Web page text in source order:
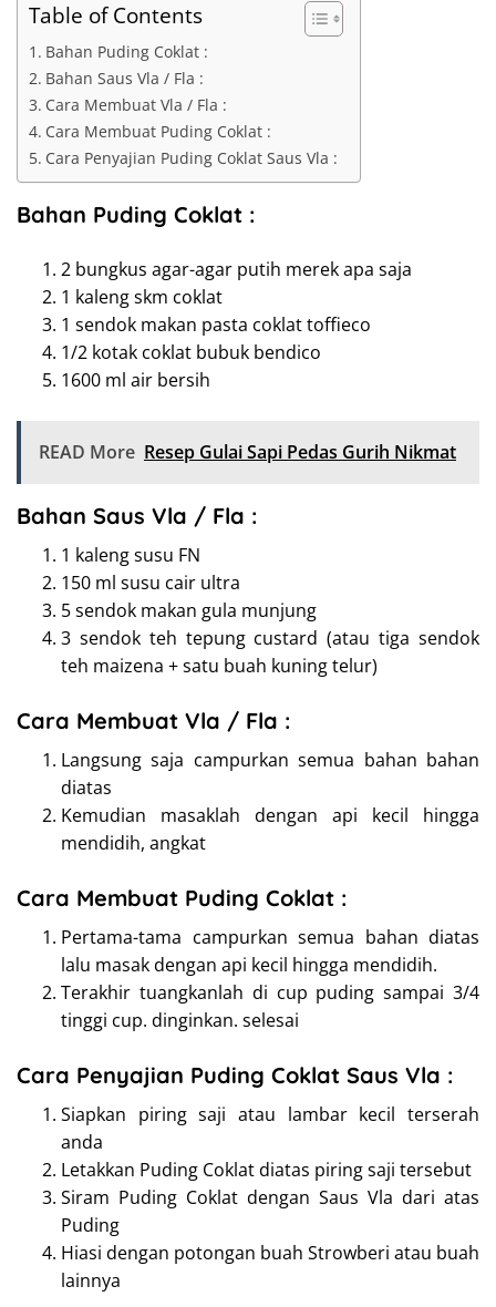
Table of Contents
Bahan Puding Coklat :
Bahan Saus Vla / Fla :
Cara Membuat Vla / Fla :
Cara Membuat Puding Coklat :
Cara Penyajian Puding Coklat Saus Vla :
Bahan Puding Coklat :
2 bungkus agar-agar putih merek apa saja
1 kalengskm coklat
1 sendok makan pasta coklat toffieco
1/2 kotak coklat bubuk bendico
1600 ml air bersih
READ More Resep Gulai Sapi Pedas Gurih Nikmat
Bahan Saus Vla / Fla :
1 kaleng susu FN
150 ml susu cair ultra
5 sendok makan gula munjung
3 sendok teh tepung custard (atau tiga sendok
teh maizena + satu buah kuning telur)
Cara Membuat Vla / Fla :
Langsung saja campurkan semua bahan bahan
diatas
Kemudian masaklah dengan api kecil hingga
mendidih, angkat
Cara Membuat Puding Coklat :
Pertama-tama campurkan semua bahan diatas
lalu masak dengan api kecil hingga mendidih.
Terakhir tuangkanlah di cup puding sampai 3/4
tinggi cup. dinginkan. selesai
Cara Penyajian Puding Coklat Saus Vla :
Siapkan piring saji atau lambar kecil terserah
anda
Letakkan Puding Coklat diatas piring saji tersebut
Siram Puding Coklat dengan Saus Vla dari atas
Puding
Hiasi dengan potongan buah Strowberi atau buah
lainnya